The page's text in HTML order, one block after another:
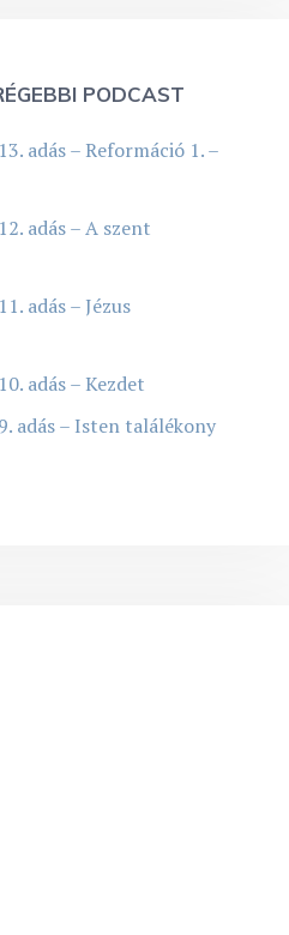
PODCAST
adás – Reformáció 1. –
adás – A szent
adás – Jézus
adás – Kezdet
adás – Isten találékony